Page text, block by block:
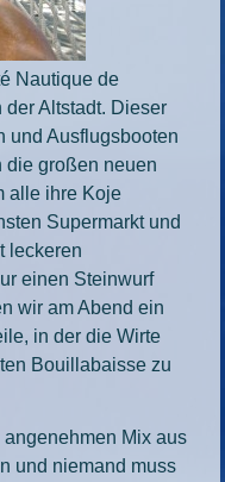
Nautique de
der Altstadt. Dieser
und Ausflugsbooten
die großen neuen
alle ihre Koje
Supermarkt und
leckeren
einen Steinwurf
wir am Abend ein
in der die Wirte
Bouillabaisse zu
Mix aus
und niemand muss